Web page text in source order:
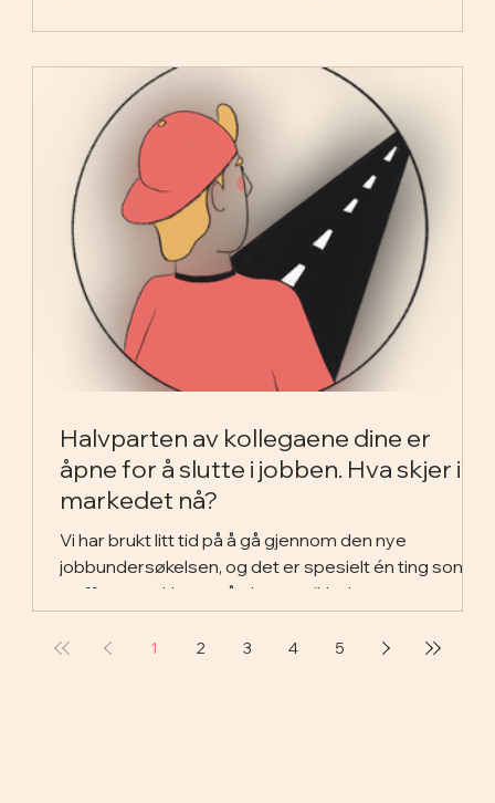
standardtekster, stive prosesser og “fortell hvorfor
akkurat du passer til stillingen”. Men sannheten er at
mange moderne rekrutteringsselskaper og
arbeidsgivere egentlig har gått ganske langt bort fra
dette. I hvert fall de som jobber moderne og tett på
markedet. Den klassis
Halvparten av kollegaene dine er
åpne for å slutte i jobben. Hva skjer i
markedet nå?
Vi har brukt litt tid på å gå gjennom den nye
jobbundersøkelsen, og det er spesielt én ting som
treffer oss akkurat nå: dette er ikke bare
interessante tall. Nå skjer det mye i
arbeidsmarkedet. Rundt 600 000 nordmenn
1 2 3 4 5